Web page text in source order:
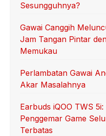
Sesungguhnya?
Gawai Canggih
Jam Tangan Pintar
Memukau
Perlambatan Gawai
Akar Masalahnya
Earbuds iQOO TWS
Penggemar Game
Terbatas